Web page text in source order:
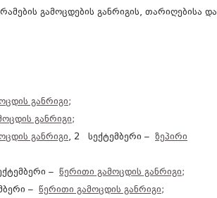
გამოცდების განრიგის, თარიღებისა და
განრიგი;
განრიგი;
განრიგი, 2 სექტემბერი – ზეპირი
– წერითი გამოცდის განრიგი;
– წერითი გამოცდის განრიგი;